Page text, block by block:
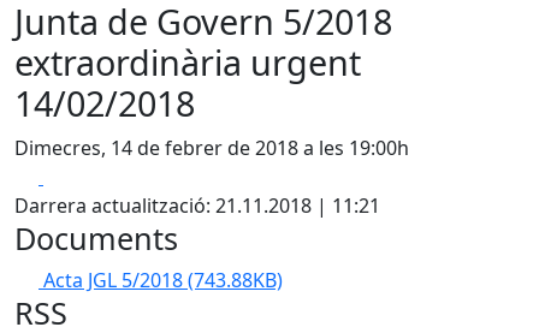
Junta de Govern 5/2018
extraordinària urgent
14/02/2018
Dimecres, 14 de febrer de 2018 a les 19:00h
Darrera actualització: 21.11.2018 | 11:21
Documents
Acta JGL 5/2018(743.88KB)
RSS